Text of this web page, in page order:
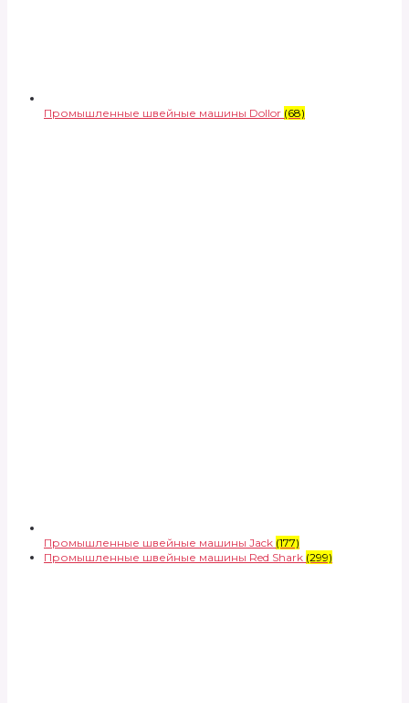
Промышленные швейные машины Dollor (68)
Промышленные швейные машины Jack (177)
Промышленные швейные машины Red Shark (299)